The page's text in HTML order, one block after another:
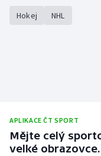
Lyže a snowboard
Parasport
Hokej NHL
APLIKACE ČT SPORT
Mějte celý
velké obrazovce.